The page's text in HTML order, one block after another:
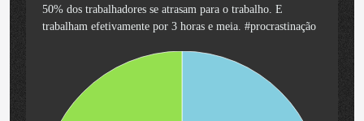
50% dos trabalhadores se atrasam para o trabalho. E
trabalham efetivamente por 3 horas e meia. #procrastinação